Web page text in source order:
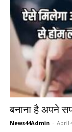
बनाना है अपने
News44Admin - April